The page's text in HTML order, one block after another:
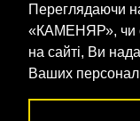
Переглядаючи
«КАМЕНЯР», чи
на сайті, Ви
Ваших
Кожне
у збереження